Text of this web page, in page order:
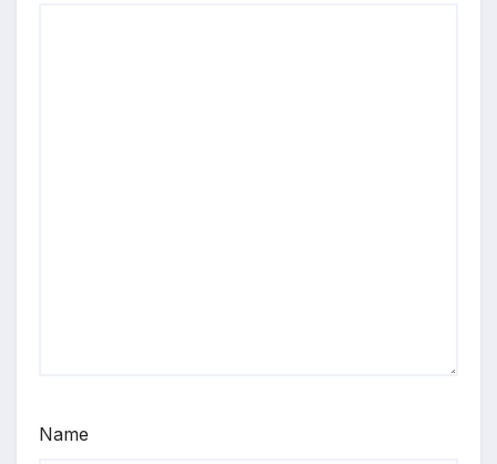
Name